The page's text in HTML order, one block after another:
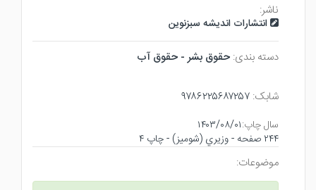
ناشر:
انتشارات اندیشه سبزنوین
دسته بندی: حقوق بشر - حقوق آب
شابک: ۹۷۸۶۲۲۵۶۸۷۲۵۷
سال چاپ:۱۴۰۳/۰۸/۰۱
۲۴۴ صفحه - وزيري (شوميز) - چاپ ۴
موضوعات: